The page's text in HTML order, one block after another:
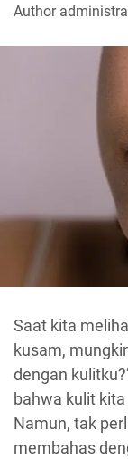
Author
Saat kita
kusam,
dengan
bahwa kulit
Namun, tak
membahas